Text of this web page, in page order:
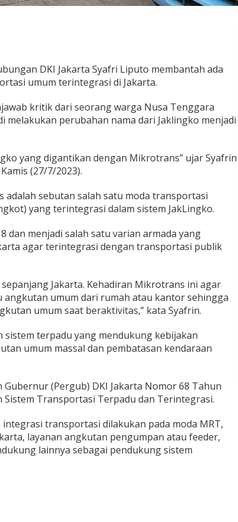
DKI Jakarta Syafri Liputo membantah ada
umum terintegrasi di Jakarta.
kritik dari seorang warga Nusa Tenggara
melakukan perubahan nama dari Jaklingko menjadi
yang digantikan dengan Mikrotrans” ujar Syafrin
(27/7/2023).
adalah sebutan salah satu moda transportasi
yang terintegrasi dalam sistem JakLingko.
dan menjadi salah satu varian armada yang
agar terintegrasi dengan transportasi publik
Jakarta. Kehadiran Mikrotrans ini agar
angkutan umum dari rumah atau kantor sehingga
umum saat beraktivitas,” kata Syafrin.
sistem terpadu yang mendukung kebijakan
umum massal dan pembatasan kendaraan
(Pergub) DKI Jakarta Nomor 68 Tahun
Sistem Transportasi Terpadu dan Terintegrasi.
transportasi dilakukan pada moda MRT,
layanan angkutan pengumpan atau feeder,
lainnya sebagai pendukung sistem